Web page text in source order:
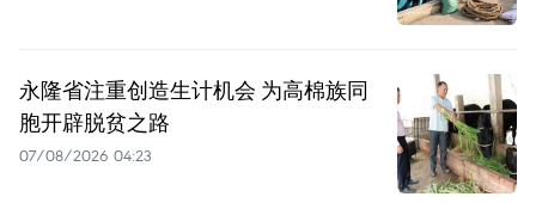
永隆省注重创造生计机会 为高棉族同
胞开辟脱贫之路
07/08/2026 04:23